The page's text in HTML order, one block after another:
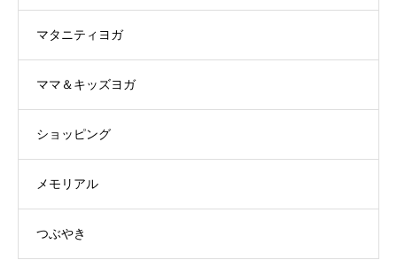
マタニティヨガ
ママ＆キッズヨガ
ショッピング
メモリアル
つぶやき